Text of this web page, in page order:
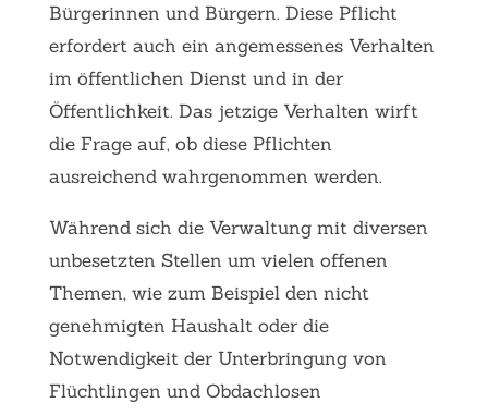
Bürgerinnen und Bürgern. Diese Pflicht
erfordert auch ein angemessenes Verhalten
im öffentlichen Dienst und in der
Öffentlichkeit. Das jetzige Verhalten wirft
die Frage auf, ob diese Pflichten
ausreichend wahrgenommen werden.
Während sich die Verwaltung mit diversen
unbesetzten Stellen um vielen offenen
Themen, wie zum Beispiel den nicht
genehmigten Haushalt oder die
Notwendigkeit der Unterbringung von
Flüchtlingen und Obdachlosen